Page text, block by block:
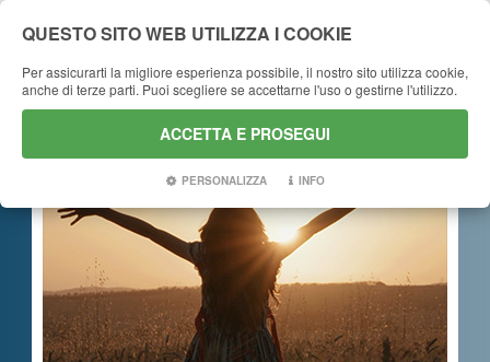
CHRISTIAN MUSIC
QUESTO SITO WEB UTILIZZA I COOKIE
Per assicurarti la migliore esperienza possibile, il nostro sito utilizza cookie,
anche di terze parti. Puoi scegliere se accettarne l'uso o gestirne l'utilizzo.
ACCETTA E PROSEGUI
PERSONALIZZA INFO